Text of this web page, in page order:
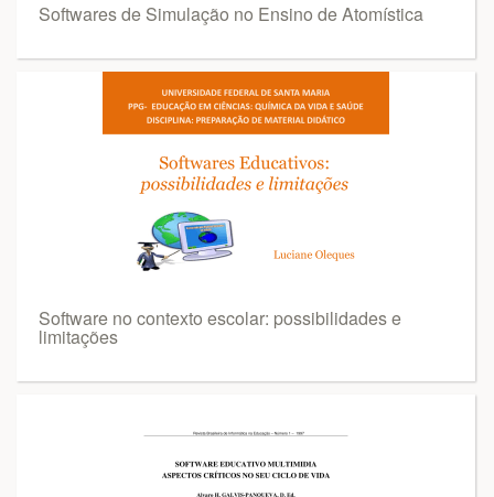
Softwares de Simulação no Ensino de Atomística
Software no contexto escolar: possibilidades e
limitações